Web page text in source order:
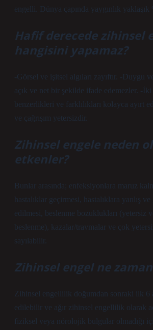
engelli. Dünya çapında yaygınlık yaklaşık
Hafif derecede zihinsel
hangisini yapamaz?
-Görsel ve işitsel algıları zayıftır. -Duygu
açık ve net bir şekilde ifade edemezler. -İki
benzerlikleri ve farklılıkları kolayca ayırt
ve çağrışım yetersizdir.
Zihinsel engele neden
etkenler?
Bunlar arasında; enfeksiyonlara maruz
hastalıklar geçirmesi, hastalıklara yanlış
edilmesi, beslenme bozuklukları (yetersiz
beslenme), kazalar/travmalar ve çok
sayılabilir.
Zihinsel engel ne
Zihinsel engellilik doğumdan sonraki ilk 6
edilebilir ve ağır zihinsel engellilik olarak
fiziksel veya nörolojik bulgular olmadığı